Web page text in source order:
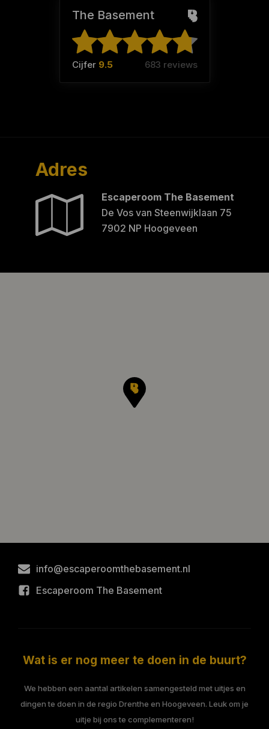
The Basement
Cijfer 9.5 683 reviews
Adres
Escaperoom The Basement
De Vos van Steenwijklaan 75
7902 NP Hoogeveen
info@escaperoomthebasement.nl
Escaperoom The Basement
Wat is er nog meer te doen in de buurt?
We hebben een aantal artikelen samengesteld met uitjes en
dingen te doen in de regio Drenthe en Hoogeveen. Leuk om je
uitje bij ons te complementeren!